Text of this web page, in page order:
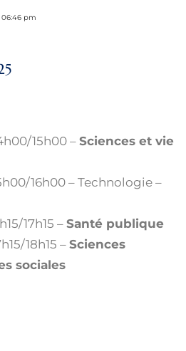
pm
15h00 –Sciences et vie
16h00 – Technologie –
17h15 – Santé publique
18h15 –Sciences
sociales